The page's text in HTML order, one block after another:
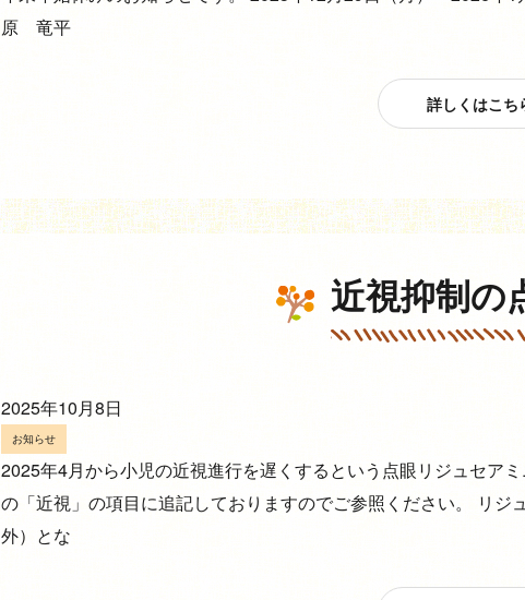
原 竜平
詳しくはこち
近視抑制の
2025年10月8日
お知らせ
2025年4月から小児の近視進行を遅くするという点眼リジュセア
の「近視」の項目に追記しておりますのでご参照ください。 リ
外）とな